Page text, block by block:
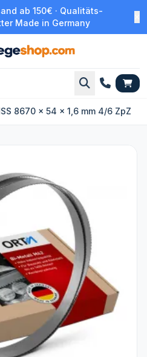
ab 150€ · Qualitäts-
Made in Germany
8670 x 54 x 1,6 mm 4/6 ZpZ